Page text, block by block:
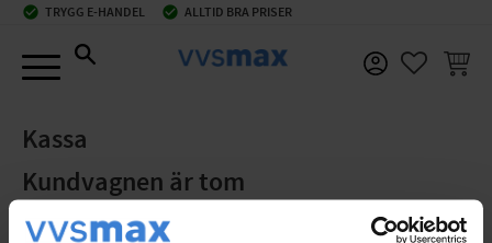
check_circle TRYGG E-HANDEL check_circle ALLTID BRA PRISER
Kassa
Kundvagnen är tom
Fortsätt handla